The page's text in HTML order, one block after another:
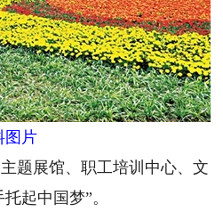
图片
题展馆、职工培训中心、文
起中国梦”。